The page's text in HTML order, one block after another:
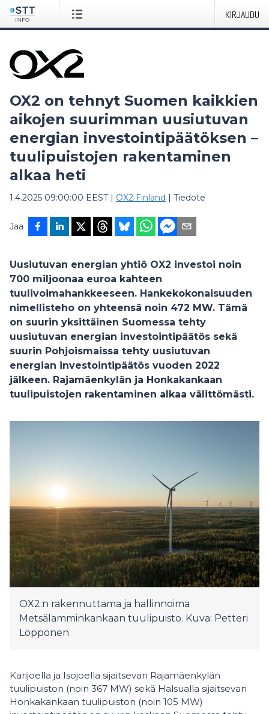
KIRJAUDU
OX2 on tehnyt Suomen kaikkien
aikojen suurimman uusiutuvan
energian investointipäätöksen –
tuulipuistojen rakentaminen
alkaa heti
1.4.2025 09:00:00 EEST| OX2 Finland | Tiedote
Jaa
Uusiutuvan energian yhtiö OX2 investoi noin
700 miljoonaa euroa kahteen
tuulivoimahankkeeseen. Hankekokonaisuuden
nimellisteho on yhteensä noin 472 MW. Tämä
on suurin yksittäinen Suomessa tehty
uusiutuvan energian investointipäätös sekä
suurin Pohjoismaissa tehty uusiutuvan
energian investointipäätös vuoden 2022
jälkeen. Rajamäenkylän ja Honkakankaan
tuulipuistojen rakentaminen alkaa välittömästi.
OX2:n rakennuttama ja hallinnoima
Metsälamminkankaan tuulipuisto. Kuva: Petteri
Löppönen
Karijoella ja Isojoella sijaitsevan Rajamäenkylän
tuulipuiston (noin 367 MW) sekä Halsualla sijaitsevan
Honkakankaan tuulipuiston (noin 105 MW)